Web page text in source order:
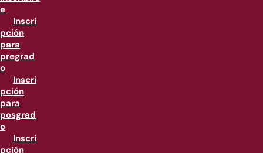
e
Inscri
pción
para
pregrad
o
Inscri
pción
para
posgrad
o
Inscri
pción